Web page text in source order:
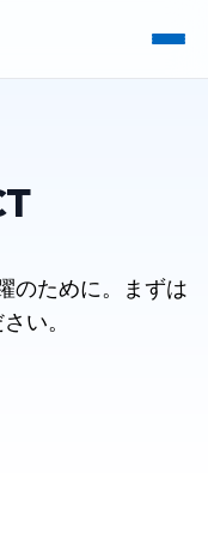
のために。まずは
い。